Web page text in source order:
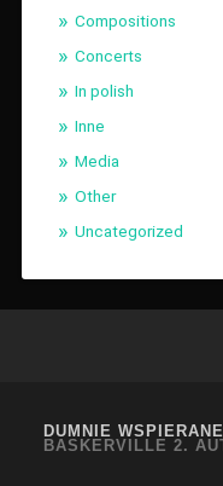
Compositions
Concerts
In polish
Inne
Media
Other
Uncategorized
DUMNIE
BASKERVILLE 2.